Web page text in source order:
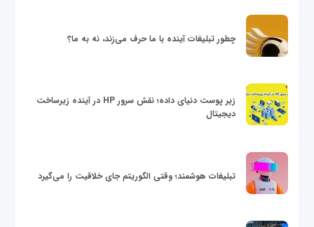
چطور تبلیغات آینده با ما حرف می‌زند، نه به ما؟
زیر پوست دنیای داده؛ نقش سرور HP در آینده زیرساخت
دیجیتال
تبلیغات هوشمند؛ وقتی الگوریتم جای خلاقیت را می‌گیرد